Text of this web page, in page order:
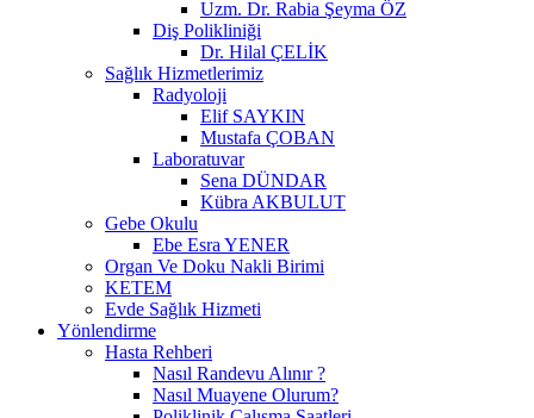
Uzm. Dr. Rabia Şeyma ÖZ
Diş Polikliniği
Dr. Hilal ÇELİK
Sağlık Hizmetlerimiz
Radyoloji
Elif SAYKIN
Mustafa ÇOBAN
Laboratuvar
Sena DÜNDAR
Kübra AKBULUT
Gebe Okulu
Ebe Esra YENER
Organ Ve Doku Nakli Birimi
KETEM
Evde Sağlık Hizmeti
Yönlendirme
Hasta Rehberi
Nasıl Randevu Alınır ?
Nasıl Muayene Olurum?